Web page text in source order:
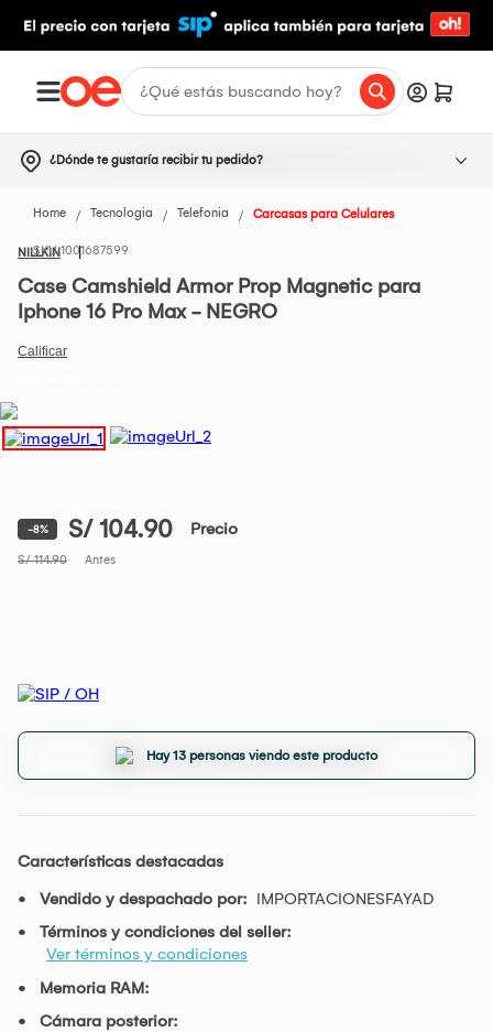
¿Dónde te gustaría recibir tu pedido?
Home Tecnologia Telefonia Carcasas para Celulares
NILLKIN1001687599
Case Camshield Armor Prop Magnetic para
Iphone 16 Pro Max - NEGRO
-8% S/ 104.90 Precio
S/ 114.90 Antes
Hay 13 personas viendo este producto
Características destacadas
Vendido y despachado por: IMPORTACIONESFAYAD
Términos y condiciones del seller:
Ver términos y condiciones
Memoria RAM:
Cámara posterior: